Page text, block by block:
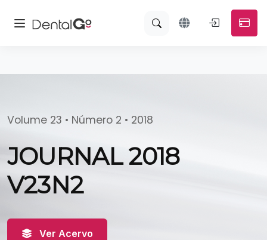
Volume 23 • Número 2 • 2018
JOURNAL 2018
V23N2
Ver Acervo